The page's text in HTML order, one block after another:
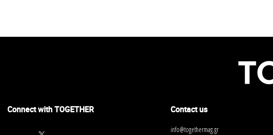
Connect with TOGETHER Contact us
info@togethermag.gr